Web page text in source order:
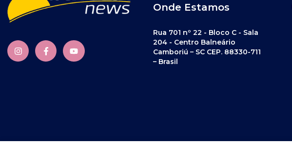
Onde Estamos
Rua 701 nº 22 - Bloco C - Sala
204 - Centro Balneário
Camboriú – SC CEP. 88330-711
– Brasil